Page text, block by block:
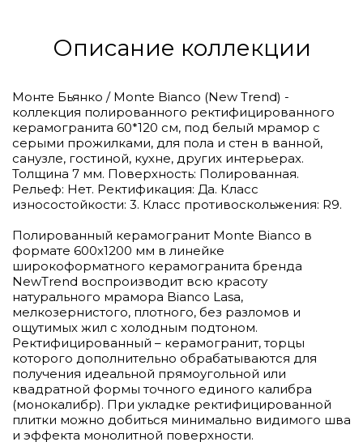
Описание коллекции
Монте Бьянко / Monte Bianco (New Trend) -
коллекция полированного ректифицированного
керамогранита 60*120 см, под белый мрамор с
серыми прожилками, для пола и стен в ванной,
санузле, гостиной, кухне, других интерьерах.
Толщина 7 мм. Поверхность: Полированная.
Рельеф: Нет. Ректификация: Да. Класс
износостойкости: 3. Класс противоскольжения: R9.
Полированный керамогранит Monte Bianco в
формате 600х1200 мм в линейке
широкоформатного керамогранита бренда
NewТrend воспроизводит всю красоту
натурального мрамора Bianco Lasa,
мелкозернистого, плотного, без разломов и
ощутимых жил с холодным подтоном.
Ректифицированный – керамогранит, торцы
которого дополнительно обрабатываются для
получения идеальной прямоугольной или
квадратной формы точного единого калибра
(монокалибр). При укладке ректифицированной
плитки можно добиться минимально видимого шва
и эффекта монолитной поверхности.